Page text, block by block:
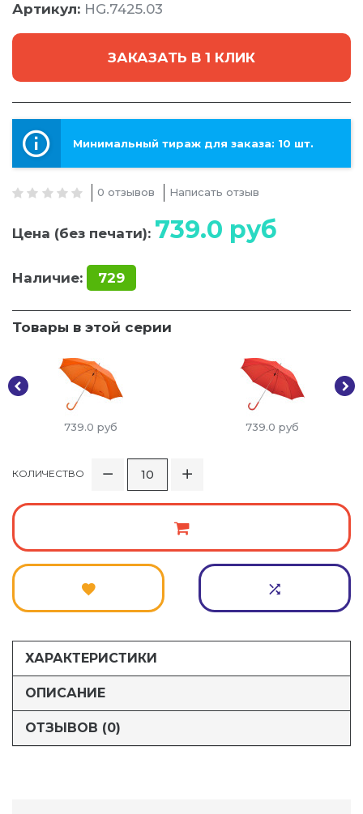
Артикул: HG.7425.03
ЗАКАЗАТЬ В 1 КЛИК
Минимальный тираж для заказа: 10 шт.
0 отзывов Написать отзыв
Цена (без печати): 739.0 руб
Наличие: 729
Товары в этой серии
739.0 руб 739.0 руб
КОЛИЧЕСТВО
ХАРАКТЕРИСТИКИ
ОПИСАНИЕ
ОТЗЫВОВ (0)